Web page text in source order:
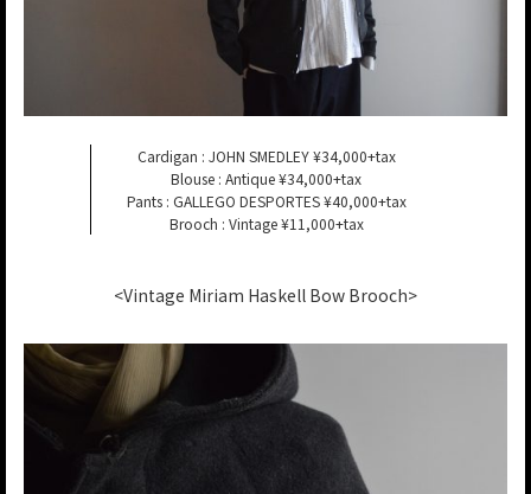
Cardigan : JOHN SMEDLEY ¥34,000+tax
Blouse : Antique ¥34,000+tax
Pants : GALLEGO DESPORTES ¥40,000+tax
Brooch : Vintage ¥11,000+tax
<Vintage Miriam Haskell Bow Brooch>